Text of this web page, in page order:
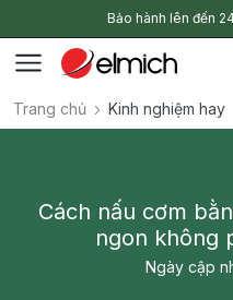
Bảo hành lên đến
Trang chủ Kinh nghiệm hay
Cách nấu cơm
ngon không
Ngày cập